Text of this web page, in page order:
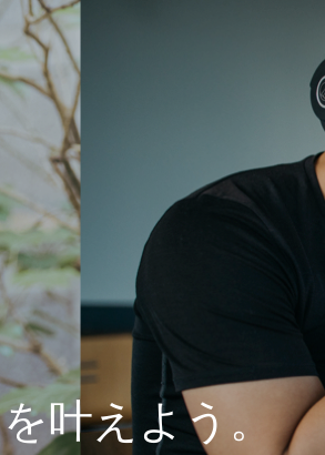
叶えよう。